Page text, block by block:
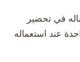
في تحضير
عند استعماله